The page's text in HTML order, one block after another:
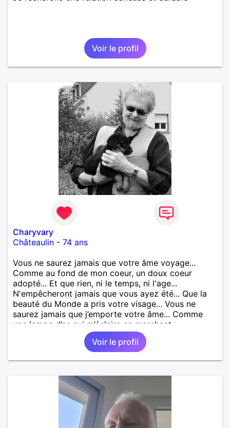
Voir le profil
Charyvary
Châteaulin - 74 ans
Vous ne saurez jamais que votre âme voyage...
Comme au fond de mon coeur, un doux coeur
adopté... Et que rien, ni le temps, ni l'age...
N'empêcheront jamais que vous ayez été... Que la
beauté du Monde a pris votre visage... Vous ne
saurez jamais que j’emporte votre âme... Comme
une lampe d’or qui m’éclaire en marchant...
Voir le profil